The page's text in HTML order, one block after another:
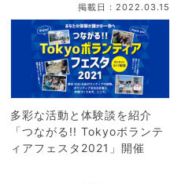
掲載日：2022.03.15
多彩な活動と体験談を紹介
「つながる!! Tokyoボランテ
ィアフェスタ2021」開催